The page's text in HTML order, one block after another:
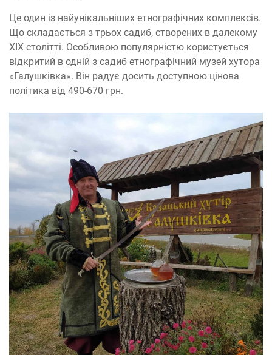
Це один із найунікальніших етнографічних комплексів.
Що складається з трьох садиб, створених в далекому
ХІХ столітті. Особливою популярністю користується
відкритий в одній з садиб етнографічний музей хутора
«Галушківка». Він радує досить доступною цінова
політика від 490-670 грн.